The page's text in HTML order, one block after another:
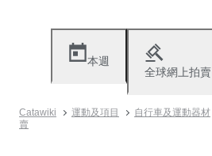
本週
全球網上拍賣
Catawiki 運動及項目 自行車及運動器材
賣